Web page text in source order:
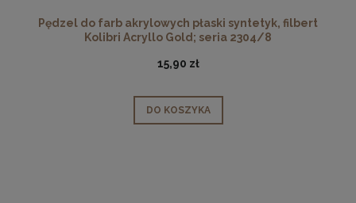
Pędzel do farb akrylowych płaski syntetyk, filbert
Kolibri Acryllo Gold; seria 2304/8
15,90 zł
DO KOSZYKA